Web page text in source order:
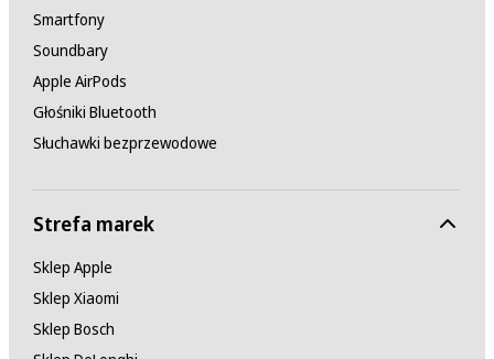
Smartfony
Soundbary
Apple AirPods
Głośniki Bluetooth
Słuchawki bezprzewodowe
Strefa marek
Sklep Apple
Sklep Xiaomi
Sklep Bosch